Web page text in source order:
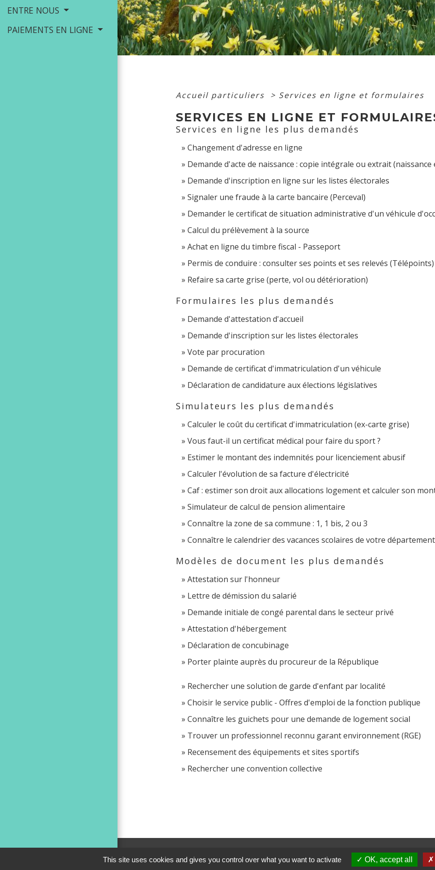
ENTRE NOUS
PAIEMENTS EN LIGNE
Accueil particuliers > Services en ligne et formulaires
SERVICES EN LIGNE ET
Services en ligne les plus demandés
Changement d'adresse en ligne
Demande d'acte de naissance : copie intégrale ou extrait
Demande d'inscription en ligne sur les listes électorales
Signaler une fraude à la carte bancaire (Perceval)
Demander le certificat de situation administrative d'un véhicule
Calcul du prélèvement à la source
Achat en ligne du timbre fiscal - Passeport
Permis de conduire : consulter ses points et ses relevés (Télépoints)
Refaire sa carte grise (perte, vol ou détérioration)
Formulaires les plus demandés
Demande d'attestation d'accueil
Demande d'inscription sur les listes électorales
Vote par procuration
Demande de certificat d'immatriculation d'un véhicule
Déclaration de candidature aux élections législatives
Simulateurs les plus demandés
Calculer le coût du certificat d'immatriculation (ex-carte grise)
Vous faut-il un certificat médical pour faire du sport ?
Estimer le montant des indemnités pour licenciement abusif
Calculer l'évolution de sa facture d'électricité
Caf : estimer son droit aux allocations logement et calculer son
Simulateur de calcul de pension alimentaire
Connaître la zone de sa commune : 1, 1 bis, 2 ou 3
Connaître le calendrier des vacances scolaires de votre département
Modèles de document les plus demandés
Attestation sur l'honneur
Lettre de démission du salarié
Demande initiale de congé parental dans le secteur privé
Attestation d'hébergement
Déclaration de concubinage
Porter plainte auprès du procureur de la République
Rechercher une solution de garde d'enfant par localité
Choisir le service public - Offres d'emploi de la fonction publique
Connaître les guichets pour une demande de logement social
Trouver un professionnel reconnu garant environnement (RGE)
Recensement des équipements et sites sportifs
Rechercher une convention collective
Services
This site uses cookies and gives you control over what you want to activate OK, accept all